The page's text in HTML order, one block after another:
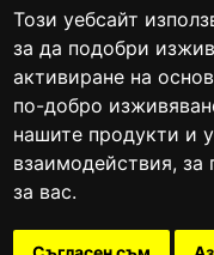
Този уебсайт
за да подобри
активиране на
по-добро
нашите продукти и
взаимодействия, за
за вас.
агенция за